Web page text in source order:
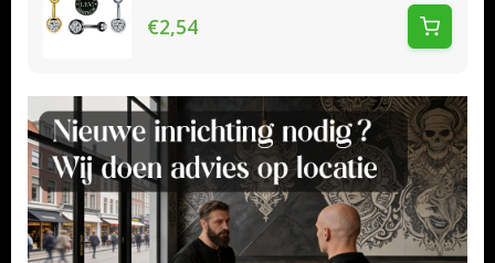
€2,54